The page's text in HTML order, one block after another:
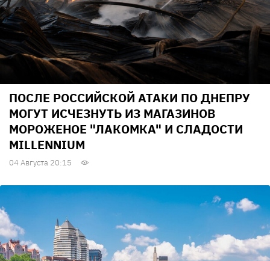
ПОСЛЕ РОССИЙСКОЙ АТАКИ ПО ДНЕПРУ
МОГУТ ИСЧЕЗНУТЬ ИЗ МАГАЗИНОВ
МОРОЖЕНОЕ "ЛАКОМКА" И СЛАДОСТИ
MILLENNIUM
04 Августа 20:15